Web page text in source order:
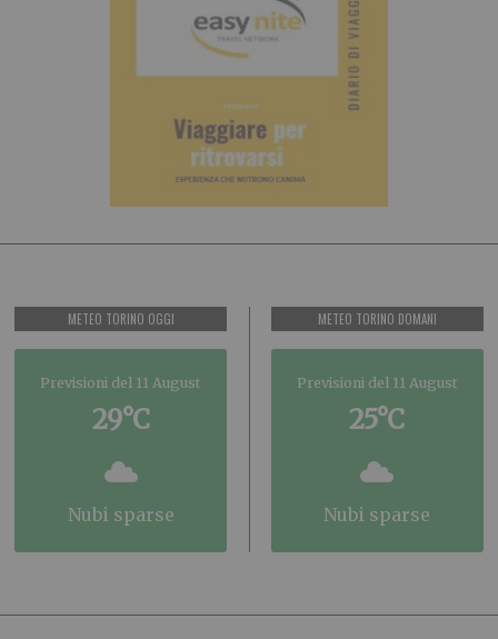
METEO TORINO OGGI
Previsioni del 11 August
29°C
nubi sparse
METEO TORINO DOMANI
Previsioni del 11 August
25°C
nubi sparse